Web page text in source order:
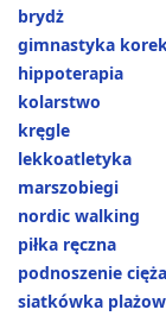
brydż
gimnastyka
hippoterapia
kolarstwo
kręgle
lekkoatletyka
marszobiegi
nordic walking
piłka ręczna
podnoszenie
siatkówka